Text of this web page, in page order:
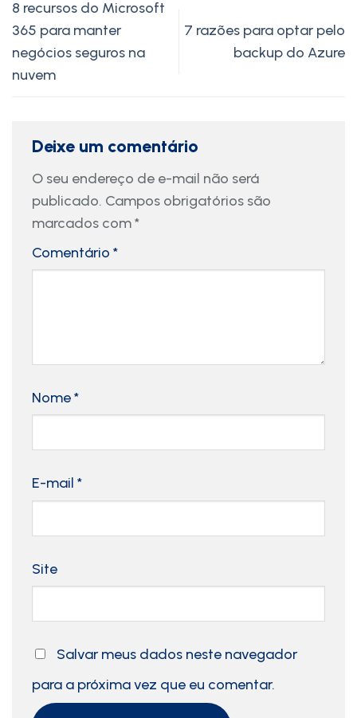
8 recursos do Microsoft
365 para manter
negócios seguros na
nuvem
7 razões para optar pelo
backup do Azure
Deixe um comentário
O seu endereço de e-mail não será
publicado. Campos obrigatórios são
marcados com*
Comentário *
Nome*
E-mail *
Site
Salvar meus dados neste navegador
para a próxima vez que eu comentar.